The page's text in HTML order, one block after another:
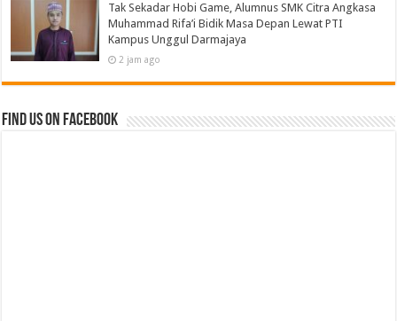
Tak Sekadar Hobi Game, Alumnus SMK Citra Angkasa
Muhammad Rifa’i Bidik Masa Depan Lewat PTI
Kampus Unggul Darmajaya
2 jam ago
Find us on Facebook